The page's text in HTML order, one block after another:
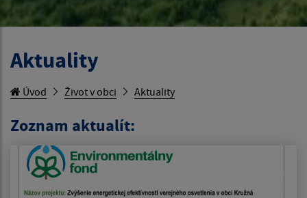
Aktuality
Úvod Život v obci Aktuality
Zoznam aktualít: